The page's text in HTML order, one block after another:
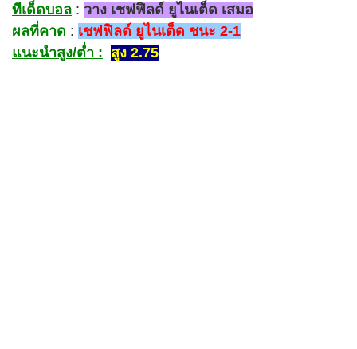
ทีเด็ดบอล : วาง เชฟฟิลด์ ยูไนเต็ด เสมอ
ผลที่คาด : เชฟฟิลด์ ยูไนเต็ด ชนะ 2-1
แนะนำสูง/ต่ำ : สูง 2.75